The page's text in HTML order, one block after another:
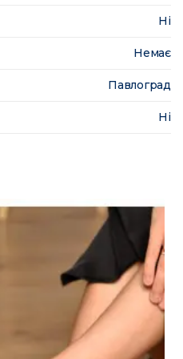
Ні
Немає
Павлоград
Ні